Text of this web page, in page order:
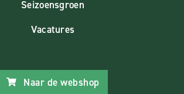
Seizoensgroen
Vacatures
Naar de webshop